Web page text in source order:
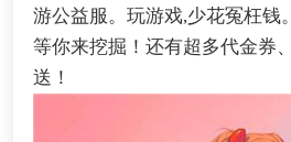
游公益服。玩游戏,少花冤枉钱
等你来挖掘！还有超多代金券
送！